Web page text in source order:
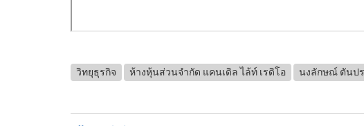
วิทยุธุรกิจ ห้างหุ้นส่วนจำกัด แคนเดิล ไล้ท์ เรดิโอ นงลักษณ์ ตันป